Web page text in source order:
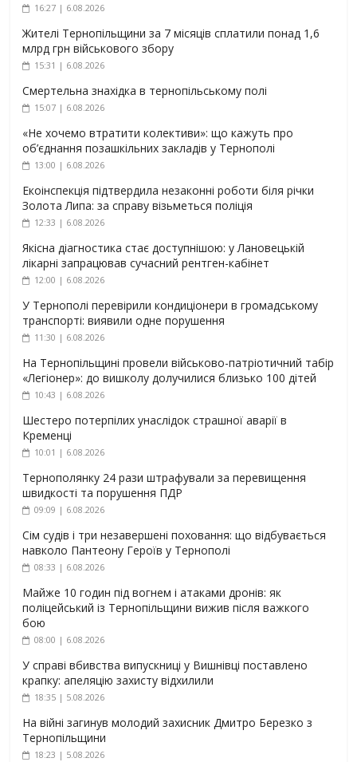
16:27 | 6.08.2026
Жителі Тернопільщини за 7 місяців сплатили понад 1,6
млрд грн військового збору
15:31 | 6.08.2026
Смертельна знахідка в тернопільському полі
15:07 | 6.08.2026
«Не хочемо втратити колективи»: що кажуть про
об’єднання позашкільних закладів у Тернополі
13:00 | 6.08.2026
Екоінспекція підтвердила незаконні роботи біля річки
Золота Липа: за справу візьметься поліція
12:33 | 6.08.2026
Якісна діагностика стає доступнішою: у Лановецькій
лікарні запрацював сучасний рентген-кабінет
12:00 | 6.08.2026
У Тернополі перевірили кондиціонери в громадському
транспорті: виявили одне порушення
11:30 | 6.08.2026
На Тернопільщині провели військово-патріотичний табір
«Легіонер»: до вишколу долучилися близько 100 дітей
10:43 | 6.08.2026
Шестеро потерпілих унаслідок страшної аварії в
Кременці
10:01 | 6.08.2026
Тернополянку 24 рази штрафували за перевищення
швидкості та порушення ПДР
09:09 | 6.08.2026
Сім судів і три незавершені поховання: що відбувається
навколо Пантеону Героїв у Тернополі
08:33 | 6.08.2026
Майже 10 годин під вогнем і атаками дронів: як
поліцейський із Тернопільщини вижив після важкого
бою
08:00 | 6.08.2026
У справі вбивства випускниці у Вишнівці поставлено
крапку: апеляцію захисту відхилили
18:35 | 5.08.2026
На війні загинув молодий захисник Дмитро Березко з
Тернопільщини
18:23 | 5.08.2026